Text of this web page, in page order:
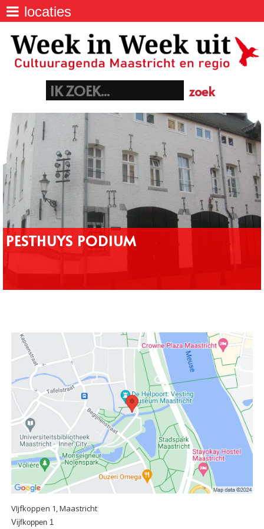
agenda >
locaties >
aanmelden evenement >
Week IN Week UIT - Uitagenda van
Maastricht
Batterijstraat 48, 6211 SJ Maastricht
06 40 23 06 21
info@maastrichtnet.nl
locaties
PESTHUYS PODIUM
VIjfkoppen 1, Maastricht
Vijfkoppen 1